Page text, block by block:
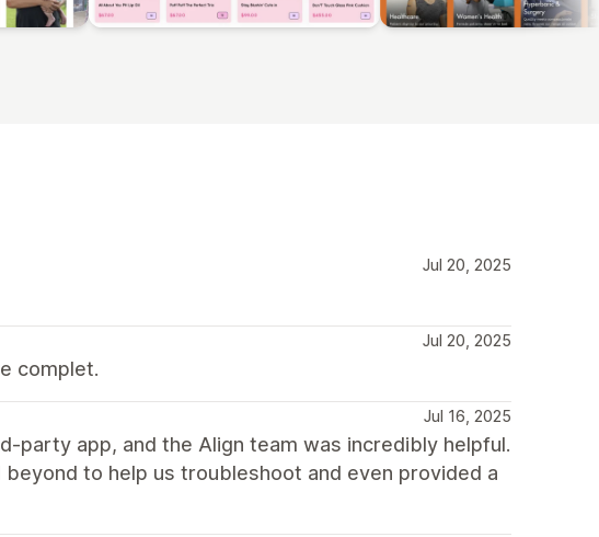
Jul 20, 2025
Jul 20, 2025
complet.
Jul 16, 2025
party app, and the Align team was incredibly helpful.
to help us troubleshoot and even provided a